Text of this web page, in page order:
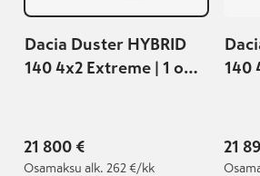
Dacia Duster HYBRID
140 4x2 Extreme | 1 om.
Vakkari | LED |
Automaattivalot |
21 800 €
Osamaksu alk. 262 €/kk
140
|
21